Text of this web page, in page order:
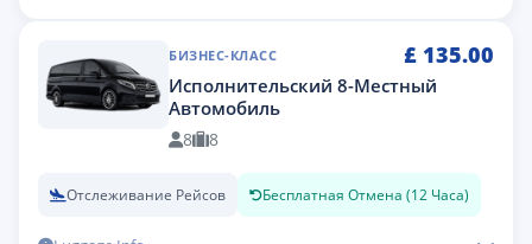
БИЗНЕС-КЛАСС £ 135.00
Исполнительский 8-Местный
Автомобиль
8 8
Отслеживание Рейсов Бесплатная Отмена (12 Часа)